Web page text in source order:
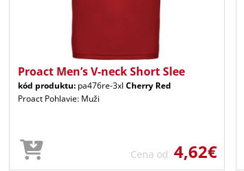
Proact Men’s V-neck Short Slee
kód produktu: pa476re-3xl Cherry Red
Proact Pohlavie: Muži
Cena od 4,62€